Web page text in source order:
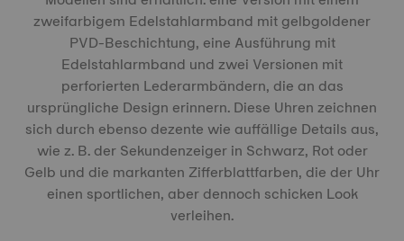
zweifarbigem Edelstahlarmband mit gelbgoldener
PVD-Beschichtung, eine Ausführung mit
Edelstahlarmband und zwei Versionen mit
perforierten Lederarmbändern, die an das
ursprüngliche Design erinnern. Diese Uhren zeichnen
sich durch ebenso dezente wie auffällige Details aus,
wie z. B. der Sekundenzeiger in Schwarz, Rot oder
Gelb und die markanten Zifferblattfarben, die der Uhr
einen sportlichen, aber dennoch schicken Look
verleihen.